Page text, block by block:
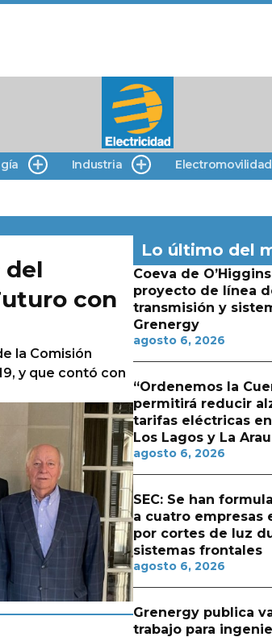
Industria Electromovilidad
del
con
la Comisión
y que contó con
Lo último del
Coeva de
proyecto de línea
transmisión y
Grenergy
agosto 6, 2026
“Ordenemos la
permitirá reducir
tarifas eléctricas en
Los Lagos y La
agosto 6, 2026
SEC: Se han
a cuatro empresas
por cortes de luz
sistemas frontales
agosto 6, 2026
Grenergy publica
trabajo para